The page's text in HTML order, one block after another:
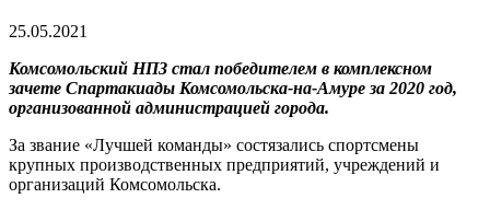
25.05.2021
Комсомольский НПЗ стал победителем в комплексном
зачете Спартакиады Комсомольска-на-Амуре за 2020 год,
организованной администрацией города.
За звание «Лучшей команды» состязались спортсмены
крупных производственных предприятий, учреждений и
организаций Комсомольска.